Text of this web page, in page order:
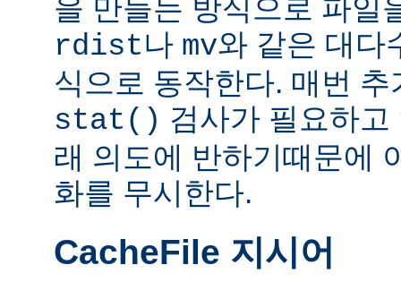
을 만들는 방식으로 파일
rdist나 mv와 같은 대다
식으로 동작한다. 매번
stat() 검사가 필요하
래 의도에 반하기때문에
화를 무시한다.
CacheFile 지시어